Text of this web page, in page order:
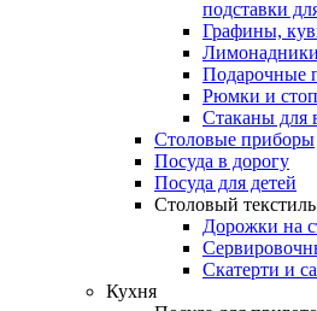
подставки
Графины,
Лимонадники
Подарочные
Рюмки и
Стаканы для
Столовые приборы
Посуда в дорогу
Посуда для детей
Столовый текстиль
Дорожки на
Скатерти и
Кухня